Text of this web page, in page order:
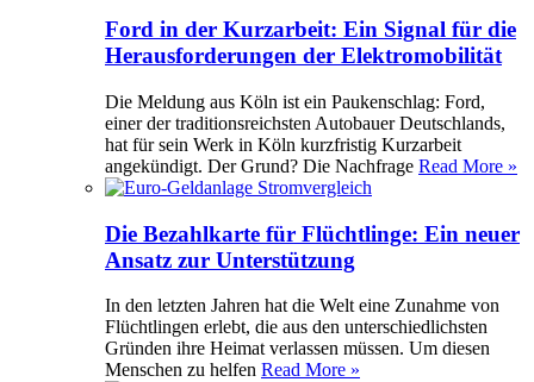
Ford in der Kurzarbeit: Ein Signal für die
Herausforderungen der Elektromobilität
Die Meldung aus Köln ist ein Paukenschlag: Ford,
einer der traditionsreichsten Autobauer Deutschlands,
hat für sein Werk in Köln kurzfristig Kurzarbeit
angekündigt. Der Grund? Die Nachfrage Read More »
Die Bezahlkarte für Flüchtlinge: Ein neuer
Ansatz zur Unterstützung
In den letzten Jahren hat die Welt eine Zunahme von
Flüchtlingen erlebt, die aus den unterschiedlichsten
Gründen ihre Heimat verlassen müssen. Um diesen
Menschen zu helfen Read More »